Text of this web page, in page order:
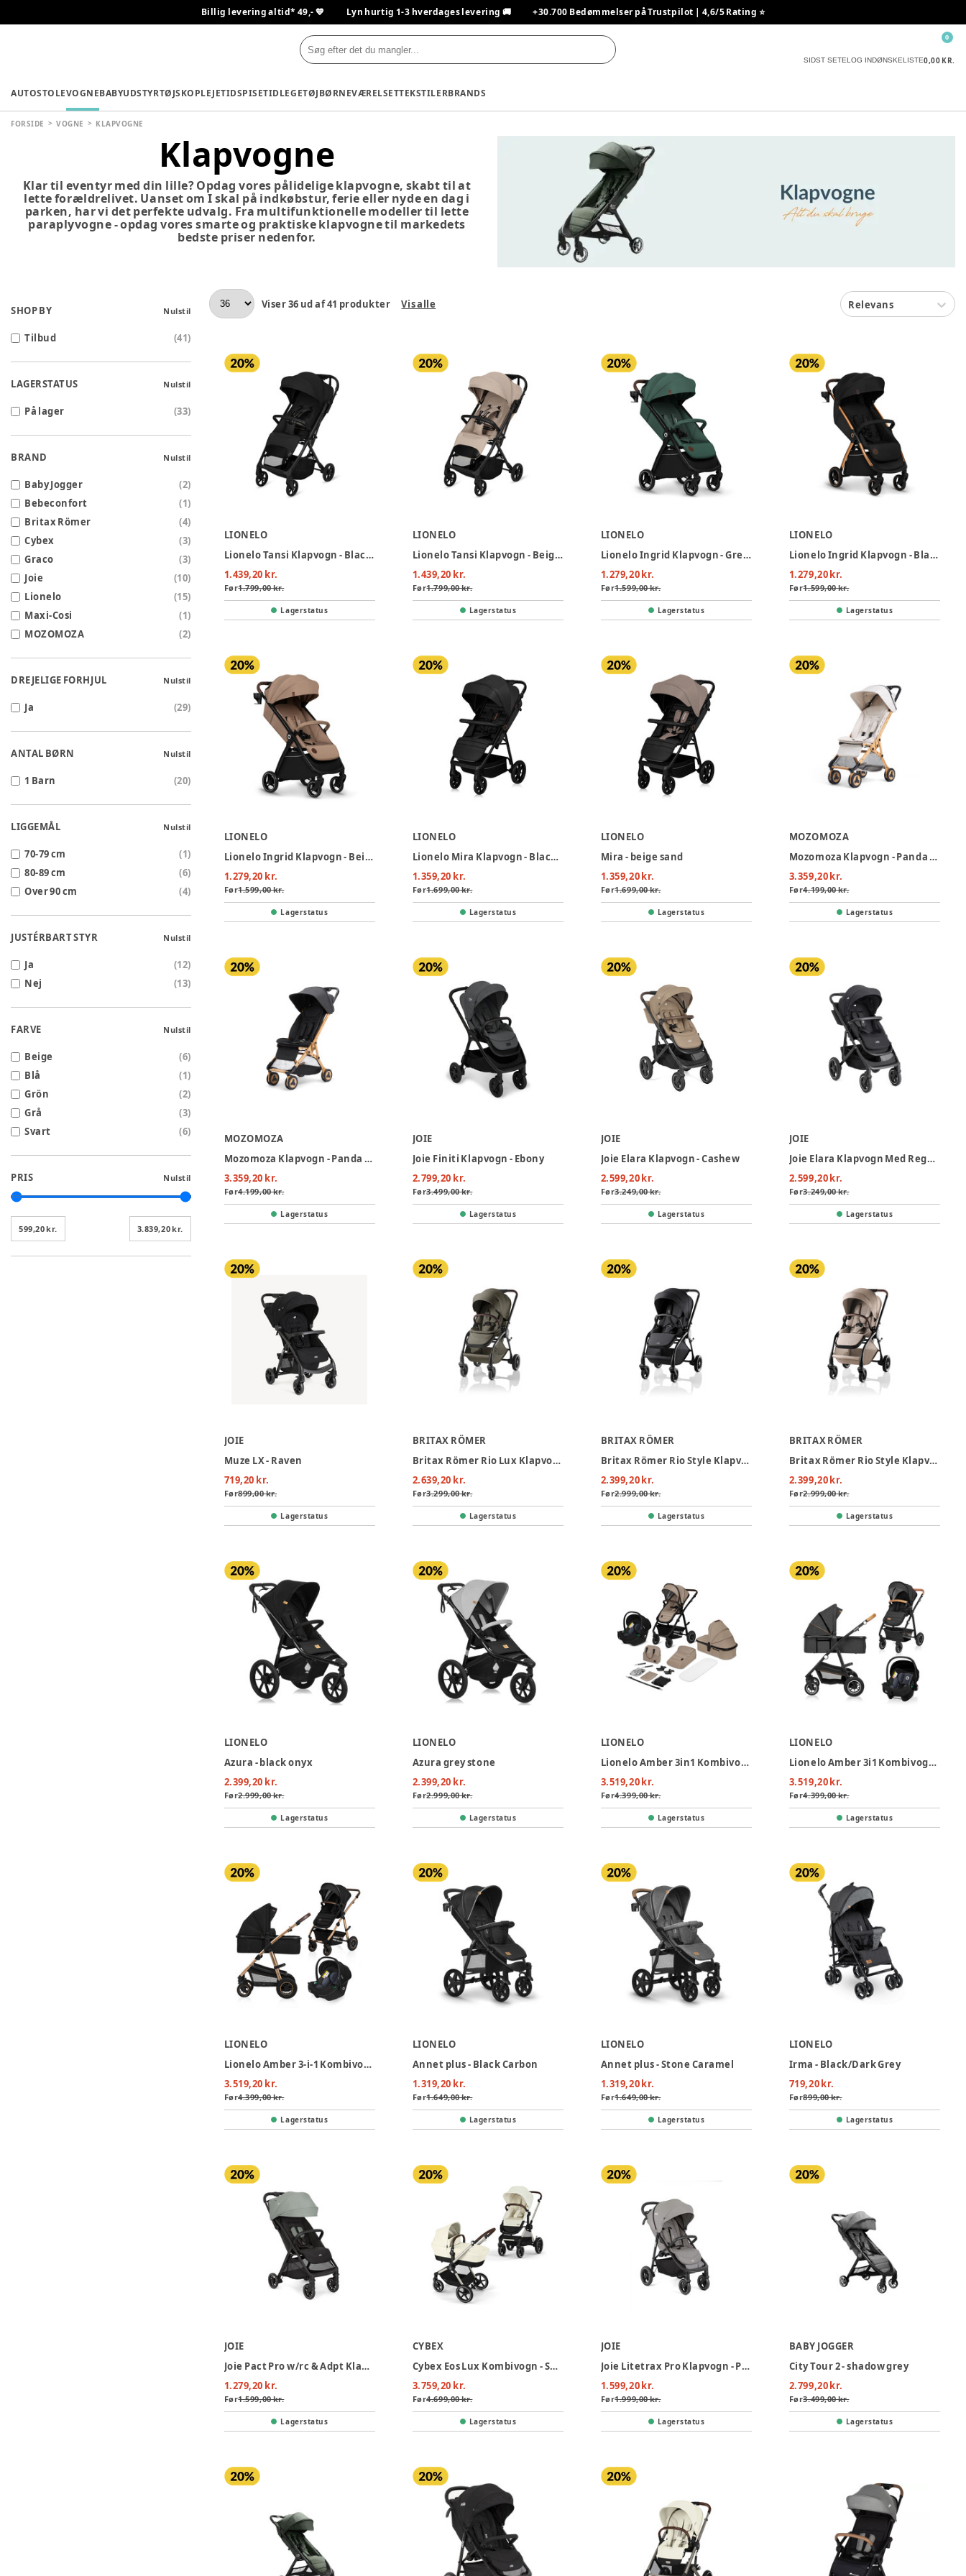
Billig levering altid* 49,- 💙 Lyn hurtig 1-3 hverdages levering 🚚 +30.700 Bedømmelser på Trustpilot | 4,6/5 Rating ⭐️
SIDST SETELOG INDØNSKELISTE0,00 KR.
0
AUTOSTOLEVOGNEBABYUDSTYRTØJSKOPLEJETIDSPISETIDLEGETØJBØRNEVÆRELSETTEKSTILERBRANDS
FORSIDE VOGNE KLAPVOGNE
Klapvogne
Klar til eventyr med din lille? Opdag vores pålidelige klapvogne, skabt til at
lette forældrelivet. Uanset om I skal på indkøbstur, ferie eller nyde en dag i
parken, har vi det perfekte udvalg. Fra multifunktionelle modeller til lette
paraplyvogne - opdag vores smarte og praktiske klapvogne til markedets
bedste priser nedenfor.
SHOP BY Nulstil
Tilbud (41)
LAGERSTATUS Nulstil
På lager (33)
BRAND Nulstil
Baby Jogger (2)
Bebeconfort
(1)
Britax Römer
(4)
Cybex
(3)
Graco
(3)
Joie
(10)
Lionelo
(15)
Maxi-Cosi
(1)
MOZOMOZA
(2)
DREJELIGE FORHJUL Nulstil
Ja (29)
ANTAL BØRN Nulstil
1 Barn (20)
LIGGEMÅL Nulstil
70-79 cm (1)
80-89 cm
(6)
Over 90 cm
(4)
JUSTÉRBART STYR Nulstil
Ja (12)
Nej
(13)
FARVE Nulstil
Beige (6)
Blå
(1)
Grön
(2)
Grå
(3)
Svart
(6)
PRIS Nulstil
599,20 kr. 3.839,20 kr.
Viser36 ud af41 produkter Vis alle Relevans
LIONELO
Lionelo Tansi Klapvogn - Black Onyx
1.439,20 kr.
Før1.799,00 kr.
Lagerstatus
LIONELO
Lionelo Tansi Klapvogn - Beige Sand
1.439,20 kr.
Før1.799,00 kr.
Lagerstatus
LIONELO
Lionelo Ingrid Klapvogn - Green Emerald
1.279,20 kr.
Før1.599,00 kr.
Lagerstatus
LIONELO
Lionelo Ingrid Klapvogn - Black Onyx
1.279,20 kr.
Før1.599,00 kr.
Lagerstatus
LIONELO
Lionelo Ingrid Klapvogn - Beige Sand
1.279,20 kr.
Før1.599,00 kr.
Lagerstatus
LIONELO
Lionelo Mira Klapvogn - Black Onyx
1.359,20 kr.
Før1.699,00 kr.
Lagerstatus
LIONELO
Mira - beige sand
1.359,20 kr.
Før1.699,00 kr.
Lagerstatus
MOZOMOZA
Mozomoza Klapvogn - Panda Desert
3.359,20 kr.
Før4.199,00 kr.
Lagerstatus
MOZOMOZA
Mozomoza Klapvogn - Panda Black
3.359,20 kr.
Før4.199,00 kr.
Lagerstatus
JOIE
Joie Finiti Klapvogn - Ebony
2.799,20 kr.
Før3.499,00 kr.
Lagerstatus
JOIE
Joie Elara Klapvogn - Cashew
2.599,20 kr.
Før3.249,00 kr.
Lagerstatus
JOIE
Joie Elara Klapvogn Med Regnslag, Adapter og Taske - Raven
2.599,20 kr.
Før3.249,00 kr.
Lagerstatus
JOIE
Muze LX - Raven
719,20 kr.
Før899,00 kr.
Lagerstatus
BRITAX RÖMER
Britax Römer Rio Lux Klapvogn - Urban Olive
2.639,20 kr.
Før3.299,00 kr.
Lagerstatus
BRITAX RÖMER
Britax Römer Rio Style Klapvogn - Carbon Black
2.399,20 kr.
Før2.999,00 kr.
Lagerstatus
BRITAX RÖMER
Britax Römer Rio Style Klapvogn - Teak
2.399,20 kr.
Før2.999,00 kr.
Lagerstatus
LIONELO
Azura - black onyx
2.399,20 kr.
Før2.999,00 kr.
Lagerstatus
LIONELO
Azura grey stone
2.399,20 kr.
Før2.999,00 kr.
Lagerstatus
LIONELO
Lionelo Amber 3in1 Kombivognspakke - Beige Sand
3.519,20 kr.
Før4.399,00 kr.
Lagerstatus
LIONELO
Lionelo Amber 3i1 Kombivognspakke - Grey Graphite
3.519,20 kr.
Før4.399,00 kr.
Lagerstatus
LIONELO
Lionelo Amber 3-i-1 Kombivognspakke - Black Onyx
3.519,20 kr.
Før4.399,00 kr.
Lagerstatus
LIONELO
Annet plus - Black Carbon
1.319,20 kr.
Før1.649,00 kr.
Lagerstatus
LIONELO
Annet plus - Stone Caramel
1.319,20 kr.
Før1.649,00 kr.
Lagerstatus
LIONELO
Irma - Black/Dark Grey
719,20 kr.
Før899,00 kr.
Lagerstatus
JOIE
Joie Pact Pro w/rc & Adpt Klapvogn - Abyss
1.279,20 kr.
Før1.599,00 kr.
Lagerstatus
CYBEX
Cybex Eos Lux Kombivogn - Seashell Beige/Light Beige
3.759,20 kr.
Før4.699,00 kr.
Lagerstatus
JOIE
Joie Litetrax Pro Klapvogn - Pebble
1.599,20 kr.
Før1.999,00 kr.
Lagerstatus
BABY JOGGER
City Tour 2 - shadow grey
2.799,20 kr.
Før3.499,00 kr.
Lagerstatus